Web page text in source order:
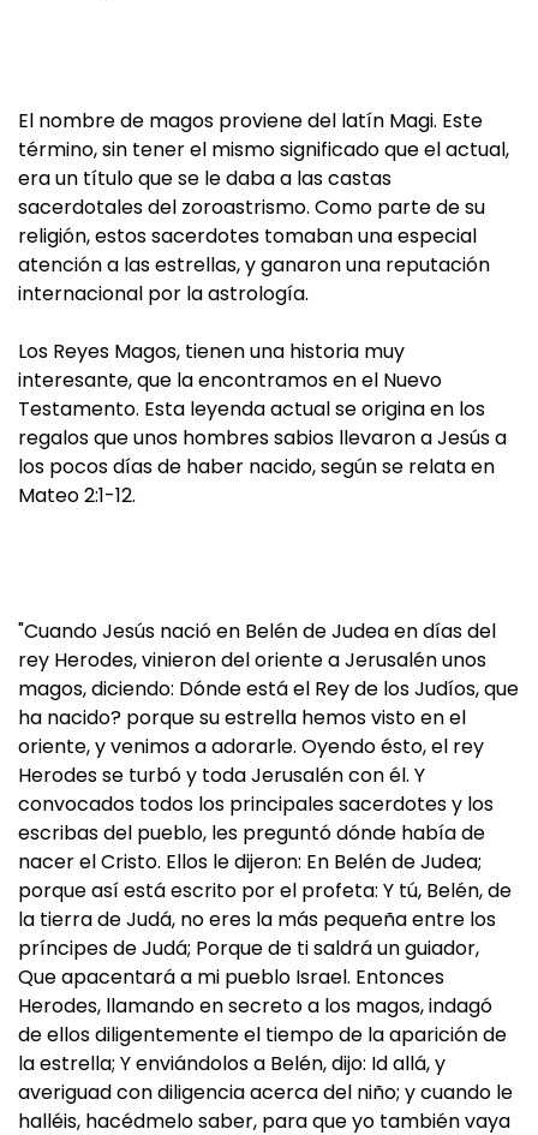
El nombre de magos proviene del latín Magi. Este
término, sin tener el mismo significado que el actual,
era un título que se le daba a las castas
sacerdotales del zoroastrismo. Como parte de su
religión, estos sacerdotes tomaban una especial
atención a las estrellas, y ganaron una reputación
internacional por la astrología.
Los Reyes Magos, tienen una historia muy
interesante, que la encontramos en el Nuevo
Testamento. Esta leyenda actual se origina en los
regalos que unos hombres sabios llevaron a Jesús a
los pocos días de haber nacido, según se relata en
Mateo 2:1-12.
"Cuando Jesús nació en Belén de Judea en días del
rey Herodes, vinieron del oriente a Jerusalén unos
magos, diciendo: Dónde está el Rey de los Judíos, que
ha nacido? porque su estrella hemos visto en el
oriente, y venimos a adorarle. Oyendo ésto, el rey
Herodes se turbó y toda Jerusalén con él. Y
convocados todos los principales sacerdotes y los
escribas del pueblo, les preguntó dónde había de
nacer el Cristo. Ellos le dijeron: En Belén de Judea;
porque así está escrito por el profeta: Y tú, Belén, de
la tierra de Judá, no eres la más pequeña entre los
príncipes de Judá; Porque de ti saldrá un guiador,
Que apacentará a mi pueblo Israel. Entonces
Herodes, llamando en secreto a los magos, indagó
de ellos diligentemente el tiempo de la aparición de
la estrella; Y enviándolos a Belén, dijo: Id allá, y
averiguad con diligencia acerca del niño; y cuando le
halléis, hacédmelo saber, para que yo también vaya